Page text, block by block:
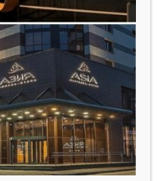
компактные,
которые позволяют
и шириной 600 мм.
из
петли под узкие